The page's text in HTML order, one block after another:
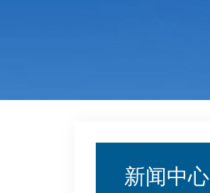
新闻中心